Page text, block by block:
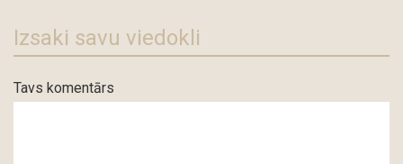
Izsaki savu viedokli
Tavs komentārs